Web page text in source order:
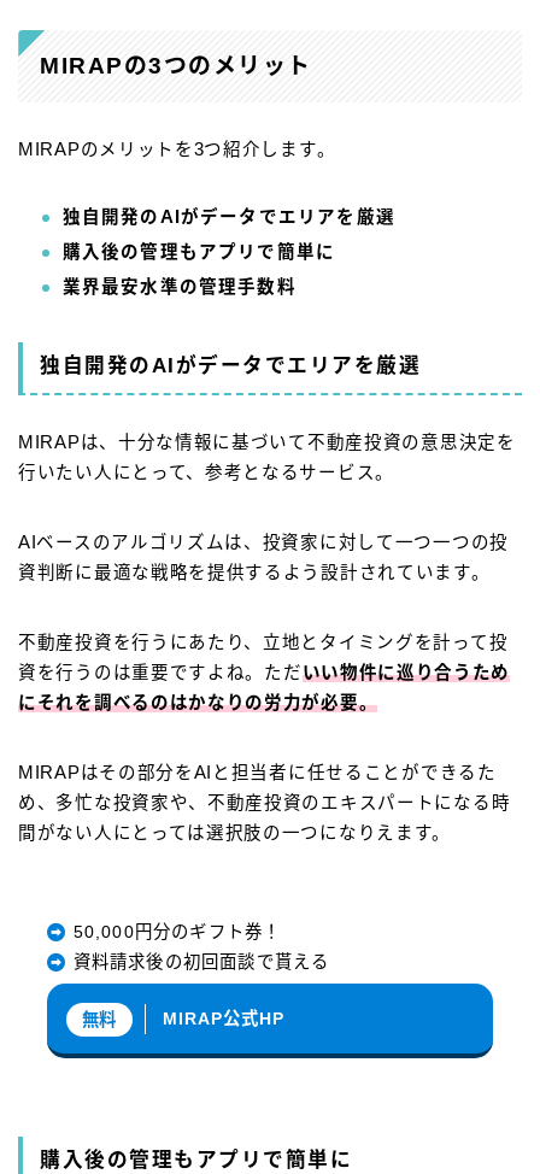
MIRAPの3つのメリット
MIRAPのメリットを3つ紹介します。
独自開発のAIがデータでエリアを厳選
購入後の管理もアプリで簡単に
業界最安水準の管理手数料
独自開発のAIがデータでエリアを厳選
MIRAPは、十分な情報に基づいて不動産投資の意思決定を
行いたい人にとって、参考となるサービス。
AIベースのアルゴリズムは、投資家に対して一つ一つの投
資判断に最適な戦略を提供するよう設計されています。
不動産投資を行うにあたり、立地とタイミングを計って投
資を行うのは重要ですよね。ただいい物件に巡り合うため
にそれを調べるのはかなりの労力が必要。
MIRAPはその部分をAIと担当者に任せることができるた
め、多忙な投資家や、不動産投資のエキスパートになる時
間がない人にとっては選択肢の一つになりえます。
50,000円分のギフト券！
資料請求後の初回面談で貰える
無料 MIRAP公式HP
購入後の管理もアプリで簡単に